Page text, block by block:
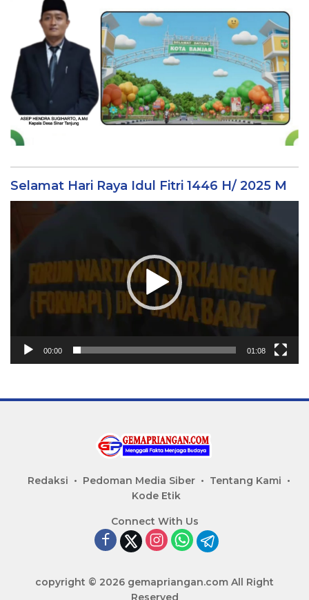
Selamat Hari Raya Idul Fitri 1446 H/ 2025 M
00:00 01:08
Redaksi Pedoman Media Siber
Tentang Kami
Kode Etik
Connect With Us
copyright © 2026 gemapriangan.com All Right
Reserved